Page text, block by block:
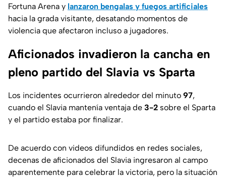
Fortuna Arena y lanzaron bengalas y fuegos artificiales
hacia la grada visitante, desatando momentos de
violencia que afectaron incluso a jugadores.
Aficionados invadieron la cancha en
pleno partido del Slavia vs Sparta
Los incidentes ocurrieron alrededor del minuto 97,
cuando el Slavia mantenía ventaja de 3-2 sobre el Sparta
y el partido estaba por finalizar.
De acuerdo con videos difundidos en redes sociales,
decenas de aficionados del Slavia ingresaron al campo
aparentemente para celebrar la victoria, pero la situación